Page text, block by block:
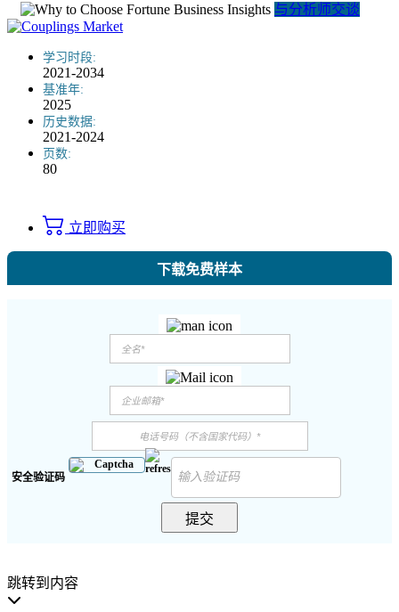
与分析师交谈
学习时段:
2021-2034
基准年:
2025
历史数据:
2021-2024
页数:
80
立即购买
下载免费样本
安全验证码
提交
跳转到内容